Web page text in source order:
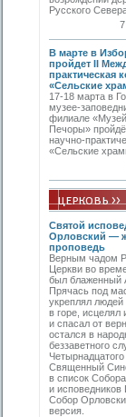
Русского
В марте в
пройдет II
практическая
«Сельские
17-18 марта в
музее-
филиале
Печоры»
научно-
«Сельские
Святой
Орловский —
проповедь
Верным чадом
Церкви во
был блаженный
Прячась под
укреплял
в горе, исцелял
и спасал от
остался в
беззаветного
Священный
в список
и исповедников
Собор
версия.